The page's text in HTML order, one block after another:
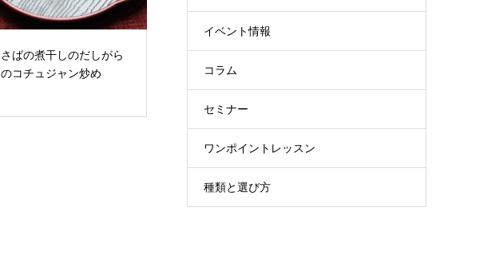
さばの煮干しのだしがら
のコチュジャン炒め
イベント情報
コラム
セミナー
ワンポイントレッスン
種類と選び方